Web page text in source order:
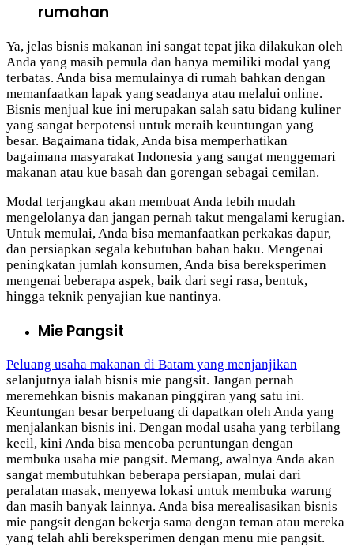
rumahan
Ya, jelas bisnis makanan ini sangat tepat jika dilakukan oleh
Anda yang masih pemula dan hanya memiliki modal yang
terbatas. Anda bisa memulainya di rumah bahkan dengan
memanfaatkan lapak yang seadanya atau melalui online.
Bisnis menjual kue ini merupakan salah satu bidang kuliner
yang sangat berpotensi untuk meraih keuntungan yang
besar. Bagaimana tidak, Anda bisa memperhatikan
bagaimana masyarakat Indonesia yang sangat menggemari
makanan atau kue basah dan gorengan sebagai cemilan.
Modal terjangkau akan membuat Anda lebih mudah
mengelolanya dan jangan pernah takut mengalami kerugian.
Untuk memulai, Anda bisa memanfaatkan perkakas dapur,
dan persiapkan segala kebutuhan bahan baku. Mengenai
peningkatan jumlah konsumen, Anda bisa bereksperimen
mengenai beberapa aspek, baik dari segi rasa, bentuk,
hingga teknik penyajian kue nantinya.
Mie Pangsit
Peluang usaha makanan di Batam yang menjanjikan
selanjutnya ialah bisnis mie pangsit. Jangan pernah
meremehkan bisnis makanan pinggiran yang satu ini.
Keuntungan besar berpeluang di dapatkan oleh Anda yang
menjalankan bisnis ini. Dengan modal usaha yang terbilang
kecil, kini Anda bisa mencoba peruntungan dengan
membuka usaha mie pangsit. Memang, awalnya Anda akan
sangat membutuhkan beberapa persiapan, mulai dari
peralatan masak, menyewa lokasi untuk membuka warung
dan masih banyak lainnya. Anda bisa merealisasikan bisnis
mie pangsit dengan bekerja sama dengan teman atau mereka
yang telah ahli bereksperimen dengan menu mie pangsit.